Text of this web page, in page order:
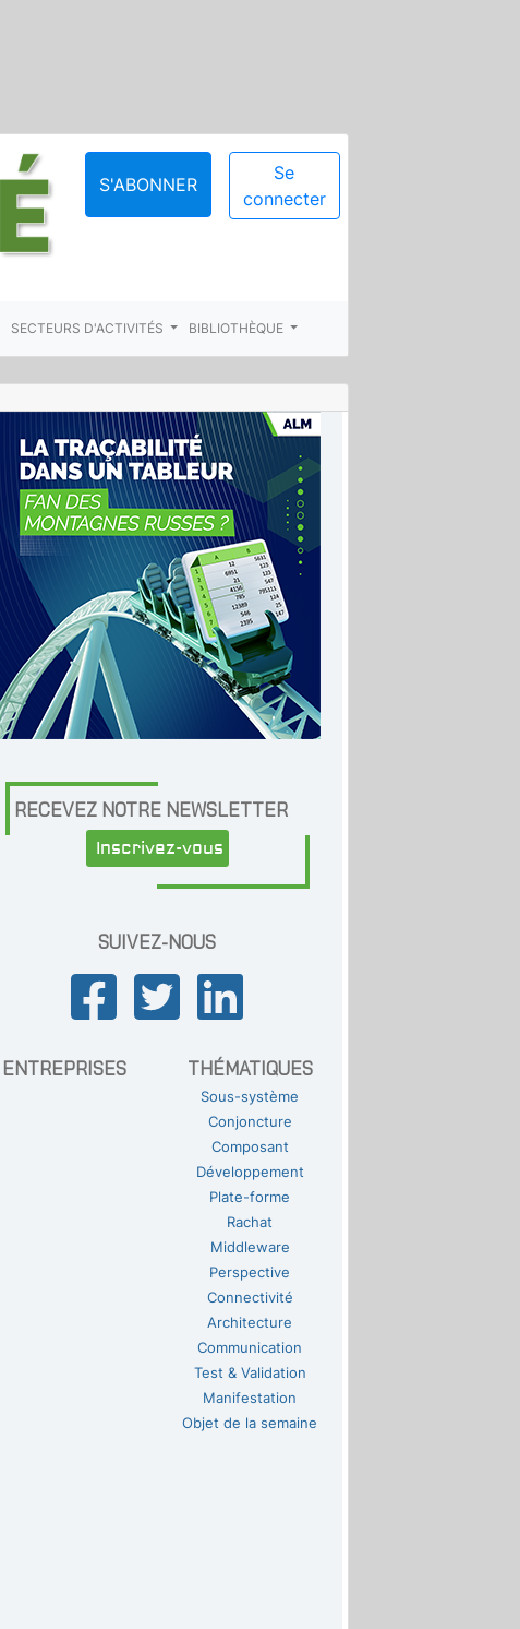
S'ABONNER
Se
connecter
SECTEURS D'ACTIVITÉS BIBLIOTHÈQUE
RECEVEZ NOTRE NEWSLETTER
Inscrivez-vous
SUIVEZ-NOUS
ENTREPRISES THÉMATIQUES
Sous-système
Conjoncture
Composant
Développement
Plate-forme
Rachat
Middleware
Perspective
Connectivité
Architecture
Communication
Test & Validation
Manifestation
Objet de la semaine